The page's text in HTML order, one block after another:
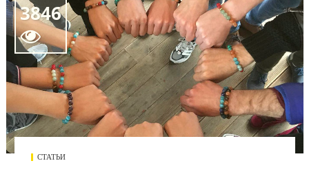
3846

СТАТЬИ